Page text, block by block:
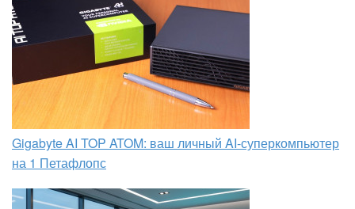
Gigabyte AI TOP ATOM: ваш личный AI-суперкомпьютер
на 1 Петафлопс